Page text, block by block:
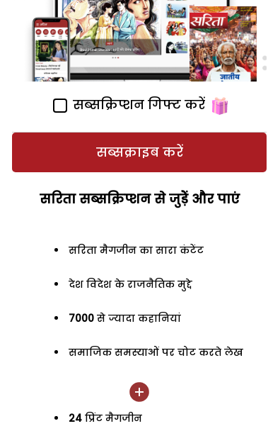
सब्सक्रिप्शन गिफ्ट करें
सब्सक्राइब करें
सरिता सब्सक्रिप्शन से जुड़ेें और पाएं
सरिता मैगजीन का सारा कंटेंट
देश विदेश के राजनैतिक मुद्दे
7000 से ज्यादा कहानियां
समाजिक समस्याओं पर चोट करते लेख
24 प्रिंट मैगजीन